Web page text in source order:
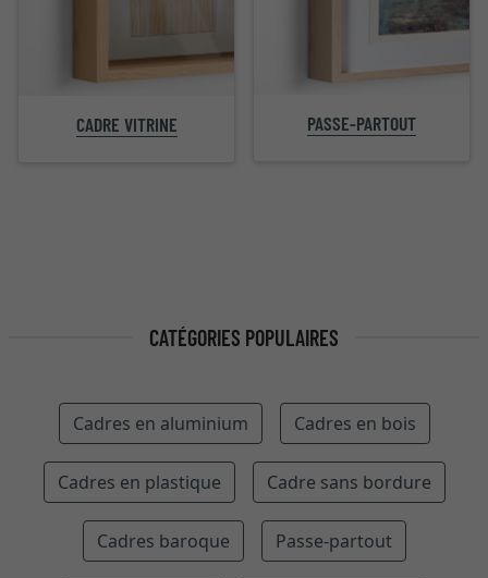
CADRE VITRINE PASSE-PARTOUT
CATÉGORIES POPULAIRES
Cadres en aluminium Cadres en bois
Cadres en plastique Cadre sans bordure
Cadres baroque Passe-partout